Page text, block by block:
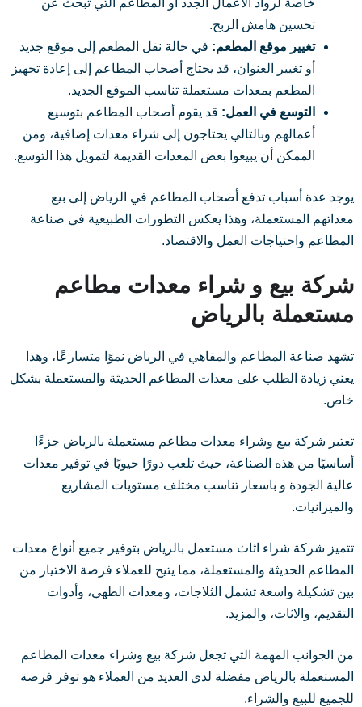
خاصة لرواد الأعمال الجدد أو المطاعم التي تبحث عن
تحسين هامش الربح.
تغيير موقع المطعم:في حالة نقل المطعم إلى موقع جديد
أو تغيير العنوان، قد يحتاج أصحاب المطاعم إلى إعادة تجهيز
المطعم بمعدات مستعملة تناسب الموقع الجديد.
التوسع في العمل:قد يقوم أصحاب المطاعم بتوسيع
أعمالهم وبالتالي يحتاجون إلى شراء معدات إضافية، ومن
الممكن أن يبيعوا بعض المعدات القديمة لتمويل هذا التوسع.
يوجد عدة أسباب تدفع أصحاب المطاعم في الرياض إلى بيع
معداتهم المستعملة، وهذا يعكس التطورات الطبيعية في صناعة
المطاعم واحتياجات العمل والاقتصاد.
شركة بيع و شراء معدات مطاعم
مستعملة بالرياض
تشهد صناعة المطاعم والمقاهي في الرياض نموًا متسارعًا، وهذا
يعني زيادة الطلب على معدات المطاعم الحديثة والمستعملة بشكل
خاص.
تعتبر شركة بيع وشراء معدات مطاعم مستعملة بالرياض جزءًا
أساسيًا من هذه الصناعة، حيث تلعب دورًا حيويًا في توفير معدات
عالية الجودة و باسعار تناسب مختلف مستويات المشاريع
والميزانيات.
تتميز شركة شراء اثاث مستعمل بالرياض بتوفير جميع أنواع معدات
المطاعم الحديثة والمستعملة، مما يتيح للعملاء فرصة الاختيار من
بين تشكيلة واسعة تشمل الثلاجات، ومعدات الطهي، وأدوات
التقديم، والاثاث، والمزيد.
من الجوانب المهمة التي تجعل شركة بيع وشراء معدات المطاعم
المستعملة بالرياض مفضلة لدى العديد من العملاء هو توفر فرصة
للجميع للبيع والشراء.